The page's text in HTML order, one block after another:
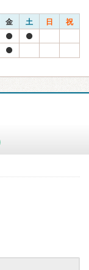
金 土 日 祝